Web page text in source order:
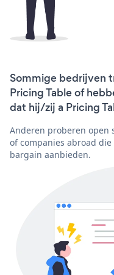
Sommige bedrijven
Pricing Table of
dat hij/zij a Pricing
Anderen proberen open
of companies abroad
bargain aanbieden.